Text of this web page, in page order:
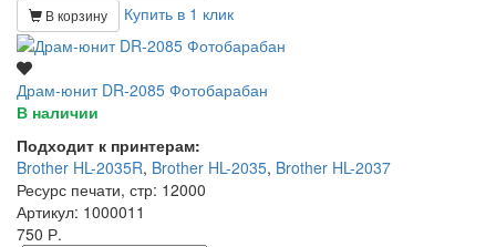
В корзину Купить в 1 клик
Драм-юнит DR-2085 Фотобарабан
В наличии
Подходит к принтерам:
Brother HL-2035R, Brother HL-2035, Brother HL-2037
Ресурс печати, стр: 12000
Артикул: 1000011
750 Р.